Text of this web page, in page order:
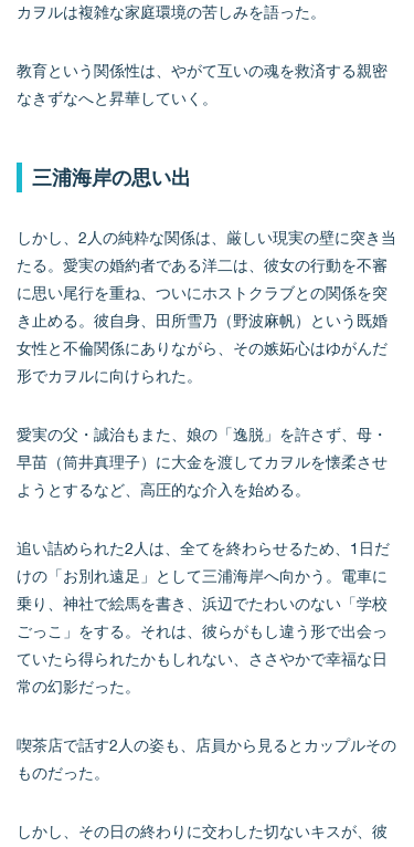
カヲルは複雑な家庭環境の苦しみを語った。
教育という関係性は、やがて互いの魂を救済する親密
なきずなへと昇華していく。
三浦海岸の思い出
しかし、2人の純粋な関係は、厳しい現実の壁に突き当
たる。愛実の婚約者である洋二は、彼女の行動を不審
に思い尾行を重ね、ついにホストクラブとの関係を突
き止める。彼自身、田所雪乃（野波麻帆）という既婚
女性と不倫関係にありながら、その嫉妬心はゆがんだ
形でカヲルに向けられた。
愛実の父・誠治もまた、娘の「逸脱」を許さず、母・
早苗（筒井真理子）に大金を渡してカヲルを懐柔させ
ようとするなど、高圧的な介入を始める。
追い詰められた2人は、全てを終わらせるため、1日だ
けの「お別れ遠足」として三浦海岸へ向かう。電車に
乗り、神社で絵馬を書き、浜辺でたわいのない「学校
ごっこ」をする。それは、彼らがもし違う形で出会っ
ていたら得られたかもしれない、ささやかで幸福な日
常の幻影だった。
喫茶店で話す2人の姿も、店員から見るとカップルその
ものだった。
しかし、その日の終わりに交わした切ないキスが、彼